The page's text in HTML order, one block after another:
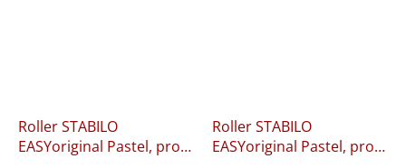
Roller STABILO
EASYoriginal Pastel, pro
Roller STABILO
EASYoriginal Pastel, pro